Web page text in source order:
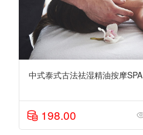
中式泰式古法祛湿精油按摩SPA
198.00